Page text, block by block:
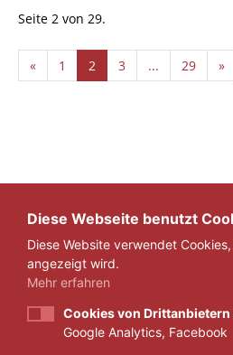
Seite 2 von 29.
« 1 2 3 ... 29 »
Diese Webseite benutzt
Diese Website verwendet
angezeigt wird.
Mehr erfahren
Cookies von
Google Analytics, Facebook